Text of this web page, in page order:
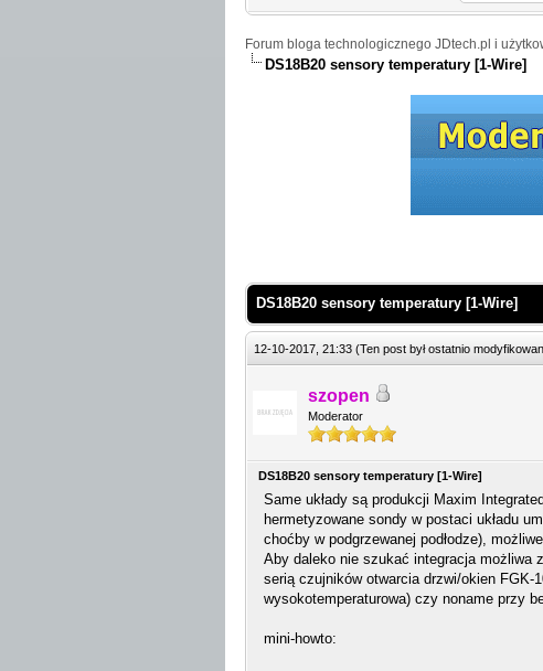
Forum bloga technologicznego JDtech.pl i
DS18B20 sensory temperatury [1-Wire]
DS18B20 sensory temperatury [1-Wire]
12-10-2017, 21:33 (Ten post był ostatnio
szopen
Moderator
DS18B20 sensory temperatury [1-Wire]
Same układy są produkcji Maxim
hermetyzowane sondy w postaci układu
choćby w podgrzewanej podłodze),
Aby daleko nie szukać integracja możliwa
serią czujników otwarcia drzwi/okien FGK-
wysokotemperaturowa) czy noname przy
mini-howto: